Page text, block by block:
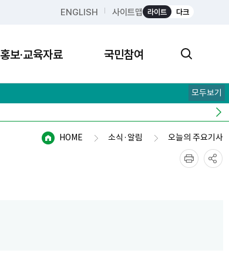
ENGLISH 사이트맵 라이트 다크
홍보·교육자료 국민참여
모두보기
HOME 소식·알림 오늘의 주요기사